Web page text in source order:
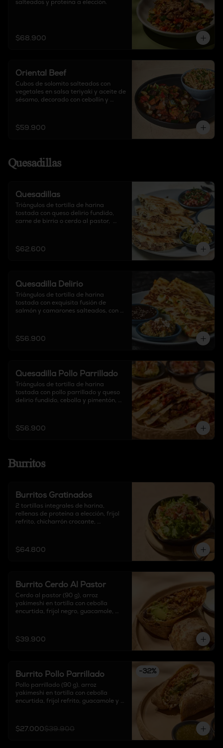
salteados y proteína a elección.
$68.900
Oriental Beef
Cubos de solomito salteados con
vegetales en salsa teriyaki y aceite de
sésamo, decorado con cebollín y
$59.900
Quesadillas
Quesadillas
Triángulos de tortilla de harina
tostada con queso delirio fundido,
carne de birria o cerdo al pastor,
Contiene cebolla
$62.600
Quesadilla Delirio
Triángulos de tortilla de harina
tostada con exquisita fusión de
salmón y camarones salteados, con
terikyaki y guacamole.
$56.900
Quesadilla Pollo Parrillado
Triángulos de tortilla de harina
tostada con pollo parrillado y queso
delirio fundido, cebolla y pimentón,
$56.900
Burritos
Burritos Gratinados
2 tortillas integrales de harina,
rellenas de proteína a elección, frijol
refrito, chicharrón crocante,
$64.800
Burrito Cerdo Al Pastor
Cerdo al pastor (90 g), arroz
yakimeshi en tortilla con cebolla
encurtida, frijol negro, guacamole,
tomate verde.
$39.900
-32%
Burrito Pollo Parrillado
Pollo parrillado (90 g), arroz
yakimeshi en tortilla con cebolla
encurtida, frijol refrito, guacamole y
tomate verde.
$27.000$39.900